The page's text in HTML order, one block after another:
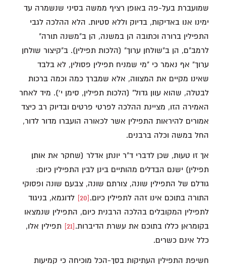
שמועברת בעל-פה באופן רציף ממשה בסיני שנשמרה עד
ימינו אנו באדיקות, בדיוק וללא סטיות. הלא ההלכה לגבי
התפילין ברורה וכתובה הן במשנה, הן ב"משנה תורה"
לרמב"ם, הן ב"שולחן ערוך" (הלכות תפילין). ב"קיצור שולחן
ערוך" אף נאמר כי "מי שמניח תפילין פסולין, לא בלבד
שאינו מקיים את המצווה, אלא שמברך כמה וכמה ברכות
לבטלה, שהוא עוון גדול" (הלכות תפילין, סימן י'). מיד לאחר
האמירה הזו, מציינת ההלכה לפרטי פרטים ובדיוק רב כיצד
אמורים להיראות התפילין אשר לכאורה הועברו מדור לדור,
החל במשה וכלה ברבנים.
אך זו טעות, שכן לדברי ד"ר יונתן אדלר (שחקר את אותן
תפילין) ישנם הבדלים מהותיים בינן לבין התפילין כיום:
גודלם של התפילין שונה, צורתם שונה, צבעם שונה ופסוקי
התורה בתוכם אינו זהה לתפילין כיום.[20]
לדוגמא, בניגוד
לתפילין המקובלים בהלכה הרבנית כיום, התפילין שנמצאו
בקומראן כללו בתוכם את עשרת הדיברות.[21]
תפילין אלו,
כלל אינם כשרים.
חשיפת התפילין העתיקות בסך-הכל מוכיחה כי קמיעות